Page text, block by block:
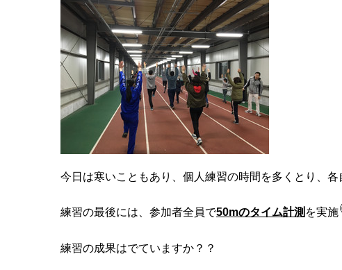
今日は寒いこともあり、個人練習の時間を多くとり、
練習の最後には、参加者全員で50mのタイム計測 を実施
練習の成果はでていますか？？